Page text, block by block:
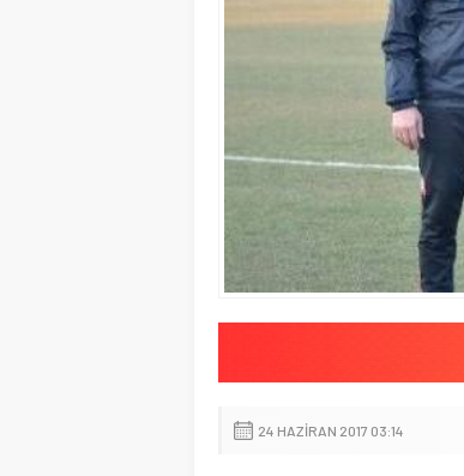
24 HAZIRAN 2017 03:14